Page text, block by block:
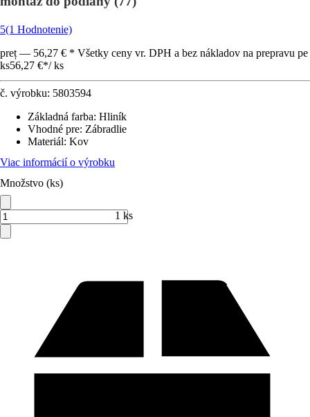
5(1 Hodnotenie)
preț — 56,27 € * Všetky ceny vr. DPH a bez nákladov na prepravu pe
ks56,27 €*/ ks
č. výrobku: 5803594
Základná farba: Hliník
Vhodné pre: Zábradlie
Materiál: Kov
Viac informácií o výrobku
Množstvo (ks)
1 ks